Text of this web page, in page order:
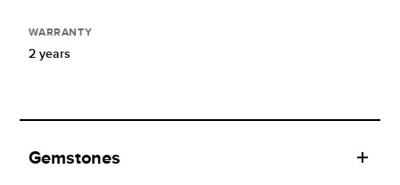
WARRANTY
2 years
Gemstones